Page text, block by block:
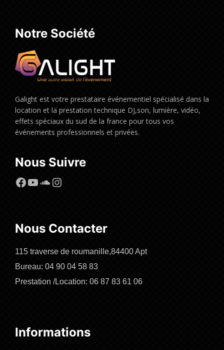
Notre Société
Galight est votre prestataire événementiel spécialisé dans la
location et la prestation technique DJ,son, lumière, vidéo,
effets spéciaux du sud de la france pour tous vos
événements professionnels et privées.
Nous Suivre
Facebook
YouTube
SoundCloud
Instagram
Nous Contacter
115 traverse de roumanille,84400 Apt
Bureau: 04 90 04 58 83
Prestation /Location: 06 87 83 61 06
Informations